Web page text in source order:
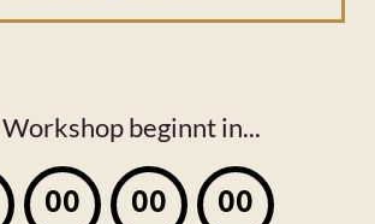
beginnt in...
00 00 00